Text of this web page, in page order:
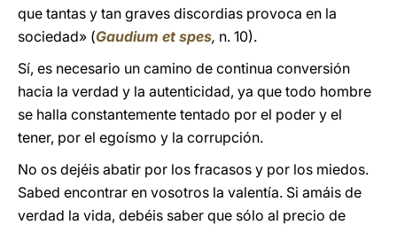
que tantas y tan graves discordias provoca en la
sociedad» (Gaudium et spes, n. 10).
Sí, es necesario un camino de continua conversión
hacia la verdad y la autenticidad, ya que todo hombre
se halla constantemente tentado por el poder y el
tener, por el egoísmo y la corrupción.
No os dejéis abatir por los fracasos y por los miedos.
Sabed encontrar en vosotros la valentía. Si amáis de
verdad la vida, debéis saber que sólo al precio de